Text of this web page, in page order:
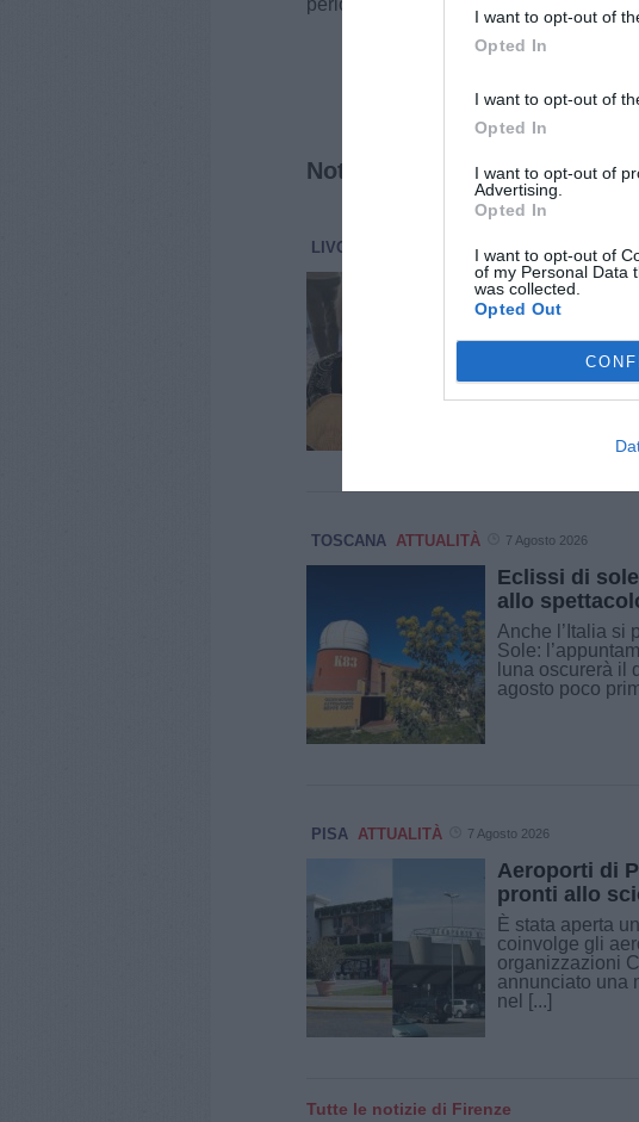
I want to opt-out of
Opted In
I want to opt-out of
Opted In
I want to opt-out of
Advertising.
Opted In
I want to opt-out of
of my Personal Data
was collected.
Opted Out
periodo, anche se auguriamo che ciò
Notizie correlate
LIVORNO
Livorno,
Ha compiuto
Giovanna ha
bambina,
TOSCANA ATTUALITÀ 7 Agosto 2026
Eclissi di
allo
Anche l’Italia si
Sole:
luna oscurerà il
agosto poco
PISA ATTUALITÀ 7 Agosto 2026
Aeroporti di
pronti allo
È stata aperta
coinvolge gli
organizzazioni
annunciato una
nel [...]
Tutte le notizie di Firenze